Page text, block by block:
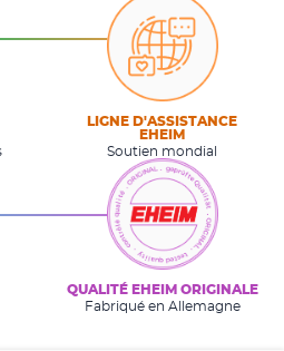
LIGNE D'ASSISTANCE
EHEIM
Soutien mondial
QUALITÉ EHEIM ORIGINALE
Fabriqué en Allemagne